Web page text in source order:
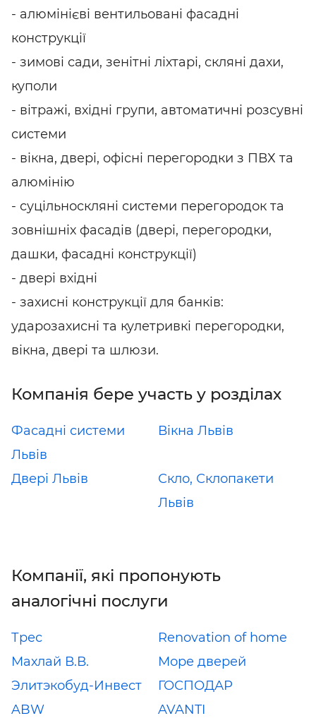
- алюмінієві вентильовані фасадні
конструкції
- зимові сади, зенітні ліхтарі, скляні дахи,
куполи
- вітражі, вхідні групи, автоматичні розсувні
системи
- вікна, двері, офісні перегородки з ПВХ та
алюмінію
- суцільноскляні системи перегородок та
зовнішніх фасадів (двері, перегородки,
дашки, фасадні конструкції)
- двері вхідні
- захисні конструкції для банків:
ударозахисні та кулетривкі перегородки,
вікна, двері та шлюзи.
Компанія бере участь у розділах
Фасадні системи
Львів
Вікна Львів
Двері Львів
Скло, Склопакети
Львів
Компанії, які пропонують
аналогічні послуги
Трес
Renovation of home
Махлай В.В.
Море дверей
Элитэкобуд-Инвест
ГОСПОДАР
ABW
AVANTI